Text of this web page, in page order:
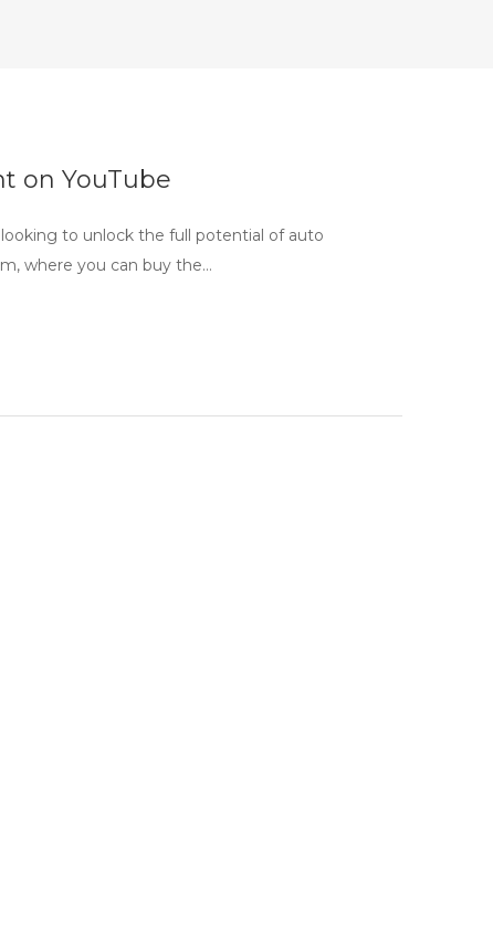
on YouTube
to unlock the full potential of auto
where you can buy the…